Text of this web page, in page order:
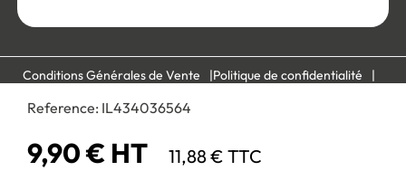
Reference: IL434036564
9,90 € HT 11,88 € TTC
Conditions Générales de Vente
Politique de confidentialité
Mentions légales
Paiement 100% sécurisé :